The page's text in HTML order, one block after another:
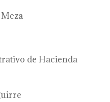
de Hacienda